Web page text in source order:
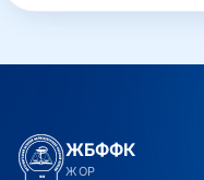
ЖБФФК
ЖОР